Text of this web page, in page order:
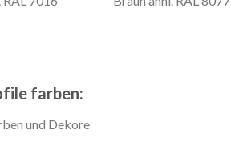
farben:
und Dekore